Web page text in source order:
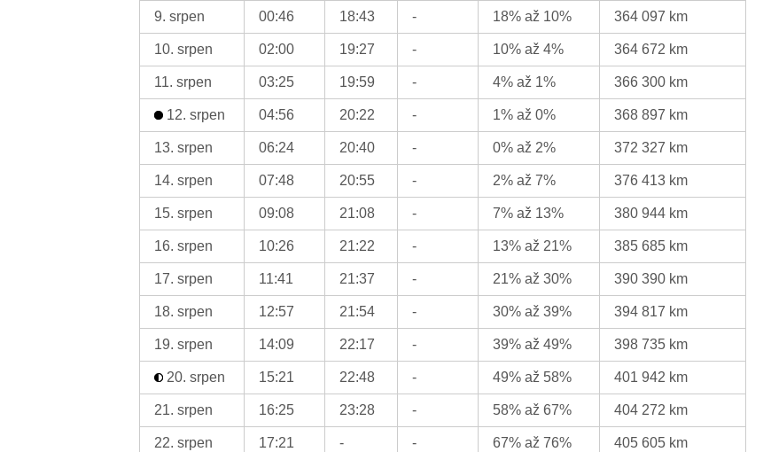
9. srpen 00:46 18:43 - 18% až 10% 364 097 km
10. srpen 02:00 19:27 - 10% až 4% 364 672 km
11. srpen 03:25 19:59 - 4% až 1% 366 300 km
12. srpen 04:56 20:22 - 1% až 0% 368 897 km
13. srpen 06:24 20:40 - 0% až 2% 372 327 km
14. srpen 07:48 20:55 - 2% až 7% 376 413 km
15. srpen 09:08 21:08 - 7% až 13% 380 944 km
16. srpen 10:26 21:22 - 13% až 21% 385 685 km
17. srpen 11:41 21:37 - 21% až 30% 390 390 km
18. srpen 12:57 21:54 - 30% až 39% 394 817 km
19. srpen 14:09 22:17 - 39% až 49% 398 735 km
20. srpen 15:21 22:48 - 49% až 58% 401 942 km
21. srpen 16:25 23:28 - 58% až 67% 404 272 km
22. srpen 17:21 - - 67% až 76% 405 605 km